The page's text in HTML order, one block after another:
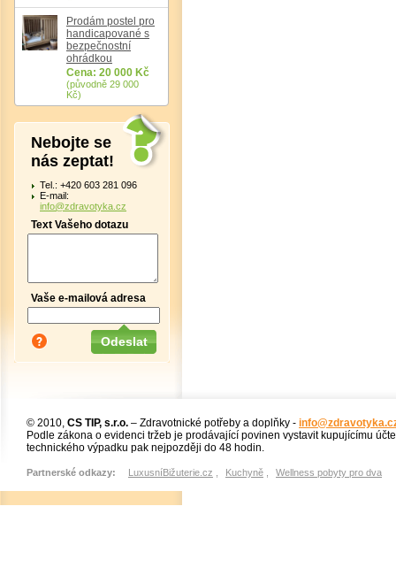
Prodám postel pro
handicapované s
bezpečnostní
ohrádkou
Cena: 20 000 Kč
(původně 29 000
Kč)
Nebojte se
nás zeptat!
Tel.: +420 603 281 096
E-mail:
info@zdravotyka.cz
Text Vašeho dotazu
Vaše e-mailová adresa
© 2010, CS TIP, s.r.o. – Zdravotnické potřeby a doplňky -
Podle zákona o evidenci tržeb je prodávající povinen vystavit kupujícímu
technického výpadku pak nejpozději do 48 hodin.
Partnerské odkazy: LuxusníBižuterie.cz Kuchyně Wellness pobyty pro dva